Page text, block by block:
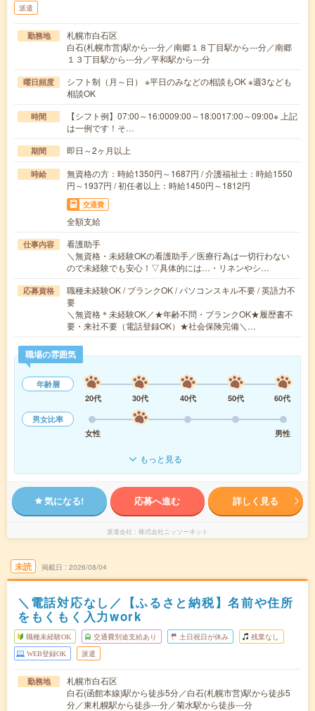
派遣
勤務地
札幌市白石区
白石(札幌市営)駅から---分／南郷１８丁目駅から---分／南郷
１３丁目駅から---分／平和駅から---分
曜日頻度
シフト制（月～日） ※平日のみなどの相談もOK ※週3なども
相談OK
時間
【シフト例】07:00～16:0009:00～18:0017:00～09:00※ 上記
は一例です！そ…
期間 即日～2ヶ月以上
時給
無資格の方：時給1350円～1687円 / 介護福祉士：時給1550
円～1937円 / 初任者以上：時給1450円～1812円
交通費
全額支給
仕事内容
看護助手
＼無資格・未経験OKの看護助手／医療行為は一切行わない
ので未経験でも安心！▽具体的には…・リネンやシ…
応募資格
職種未経験OK / ブランクOK / パソコンスキル不要 / 英語力不
要
＼無資格＊未経験OK／★年齢不問・ブランクOK★履歴書不
要・来社不要（電話登録OK）★社会保険完備＼…
職場の雰囲気
年齢層
20代
30代 40代 50代
60代
男女比率
女性
男性
もっと見る
気になる! 応募へ進む 詳しく見る
派遣会社 株式会社ニッソーネット
未読 掲載日 2026/08/04
＼電話対応なし／【ふるさと納税】名前や住所
をもくもく入力work
職種未経験OK 交通費別途支給あり 土日祝日が休み 残業なし
WEB登録OK 派遣
勤務地
札幌市白石区
白石(函館本線)駅から徒歩5分／白石(札幌市営)駅から徒歩5
分／東札幌駅から徒歩---分／菊水駅から徒歩---分